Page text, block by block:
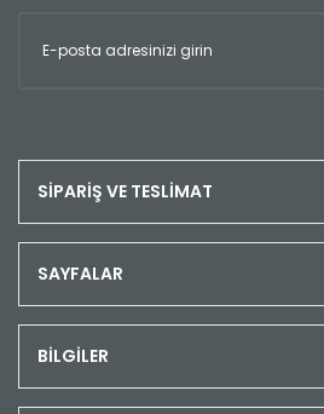
SİPARİŞ VE TESLİMAT
SAYFALAR
BİLGİLER